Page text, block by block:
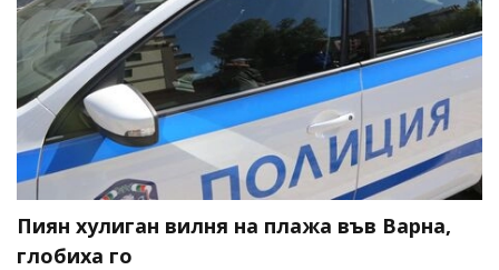
Пиян хулиган вилня на плажа във Варна,
глобиха го